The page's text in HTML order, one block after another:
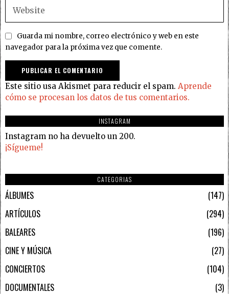
Guarda mi nombre, correo electrónico y web en este
navegador para la próxima vez que comente.
Este sitio usa Akismet para reducir el spam. Aprende
cómo se procesan los datos de tus comentarios.
INSTAGRAM
Instagram no ha devuelto un 200.
¡Sígueme!
CATEGORIAS
ÁLBUMES
147
ARTÍCULOS
294
BALEARES
196
CINE Y MÚSICA
27
CONCIERTOS
104
DOCUMENTALES
3